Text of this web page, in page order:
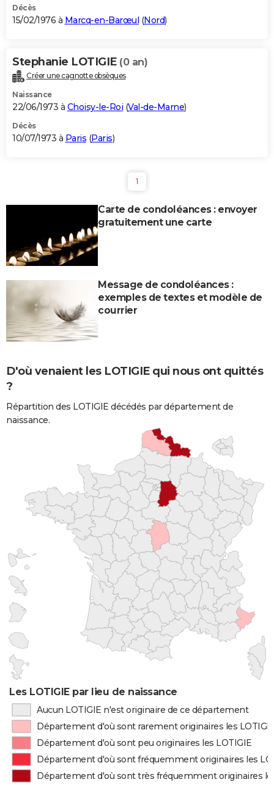
Décès
15/02/1976 à Marcq-en-Barœul (Nord)
Stephanie LOTIGIE (0 an)
Créer une cagnotte obsèques
Naissance
22/06/1973 à Choisy-le-Roi (Val-de-Marne)
Décès
10/07/1973 à Paris (Paris)
1
Carte de condoléances : envoyer
gratuitement une carte
Message de condoléances :
exemples de textes et modèle de
courrier
D'où venaient les LOTIGIE qui nous ont quittés
?
Répartition des LOTIGIE décédés par département de
naissance.
Les LOTIGIE par lieu de naissance
Aucun LOTIGIE n'est originaire de ce département
Département d'où sont rarement originaires les
Département d'où sont peu originaires les LOTIGIE
Département d'où sont fréquemment originaires les
Département d'où sont très fréquemment originaires